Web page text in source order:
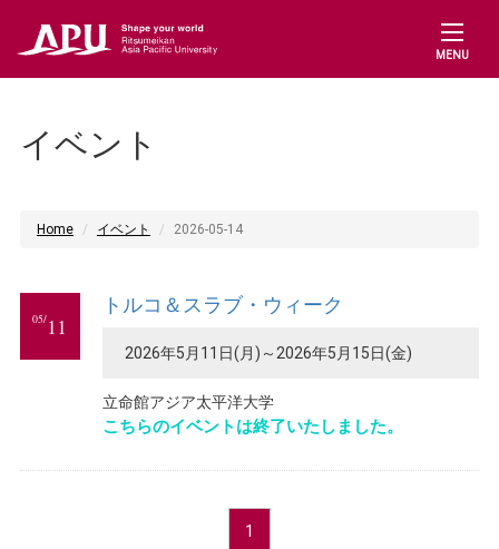
MENU
イベント
Home イベント 2026-05-14
05/11
トルコ＆スラブ・ウィーク
2026年5月11日(月)～2026年5月15日(金)
立命館アジア太平洋大学
こちらのイベントは終了いたしました。
1